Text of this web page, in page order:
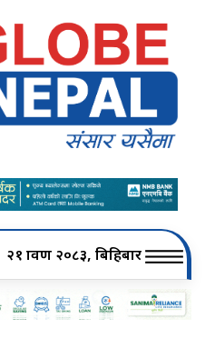
२१ श्रावण २०८३, बिहिबार